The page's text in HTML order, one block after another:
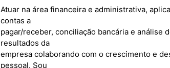
Atuar na área financeira e administrativa,
contas a
pagar/receber, conciliação bancária e análise
resultados da
empresa colaborando com o crescimento e
pessoal. Sou